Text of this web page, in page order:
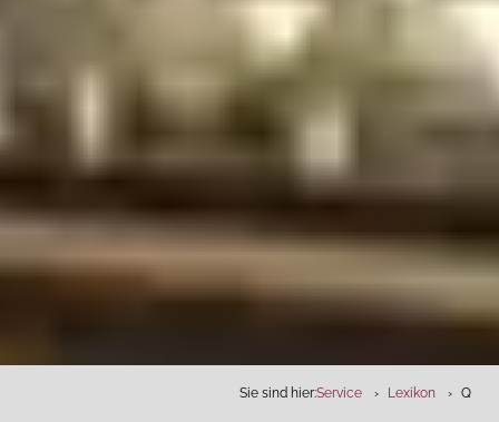
Sie sind hier:Service Lexikon Q